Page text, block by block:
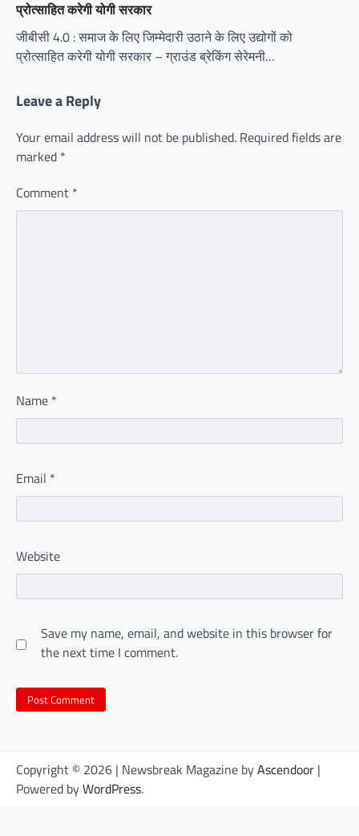
प्रोत्साहित करेगी योगी सरकार
जीबीसी 4.0 : समाज के लिए जिम्मेदारी उठाने के लिए उद्योगों को
प्रोत्साहित करेगी योगी सरकार – ग्राउंड ब्रेकिंग सेरेमनी…
Leave a Reply
Your email address will not be published. Required fields are
marked *
Comment *
Name *
Email *
Website
Save my name, email, and website in this browser for
the next time I comment.
Copyright © 2026 | Newsbreak Magazine byAscendoor |
Powered byWordPress.